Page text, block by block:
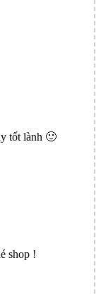
tốt lành 🙂
shop !